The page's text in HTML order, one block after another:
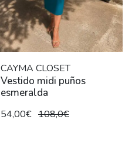
CAYMA CLOSET
Vestido midi puños
esmeralda
54,00€ 108,0€